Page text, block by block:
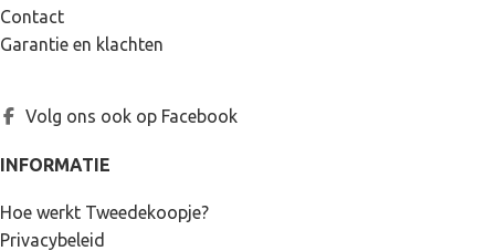
Contact
Garantie en klachten
Volg ons ook op Facebook
INFORMATIE
Hoe werkt Tweedekoopje?
Privacybeleid